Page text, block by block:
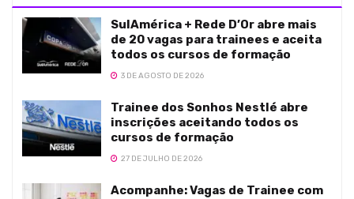
SulAmérica + Rede D’Or abre mais
de 20 vagas para trainees e aceita
todos os cursos de formação
3 DE AGOSTO DE 2026
Trainee dos Sonhos Nestlé abre
inscrições aceitando todos os
cursos de formação
27 DE JULHO DE 2026
Acompanhe: Vagas de Trainee com